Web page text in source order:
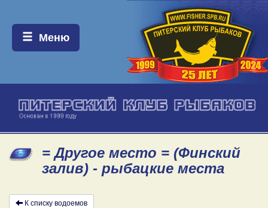
Меню:
Меню
= Другое место = (Финский
залив) - рыбацкие места
К списку водоемов